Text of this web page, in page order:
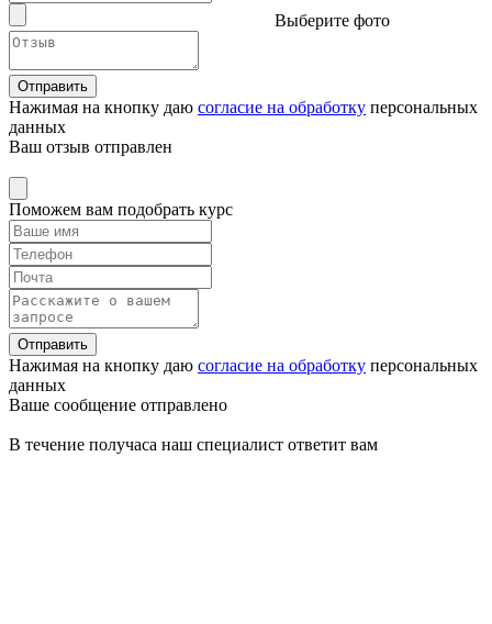
Выберите фото
Отправить
Нажимая на кнопку даю согласие на обработку персональных
данных
Ваш отзыв отправлен
Поможем вам подобрать курс
Отправить
Нажимая на кнопку даю согласие на обработку персональных
данных
Ваше сообщение отправлено
В течение получаса наш специалист ответит вам